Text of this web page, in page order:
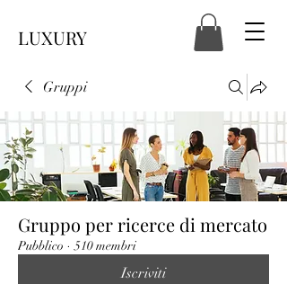
LUXURY
Gruppi
Gruppo per ricerce di mercato
Pubblico · 510 membri
Iscriviti